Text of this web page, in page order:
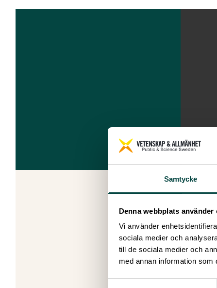
Samtycke
Denna webbplats använder
Vi använder
sociala medier och
till de sociala medier och
med annan information
ett
och
2018:3.
Allmänhet.